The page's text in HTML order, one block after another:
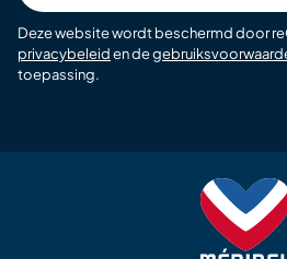
Deze website wordt beschermd door
privacybeleiden de
toepassing.